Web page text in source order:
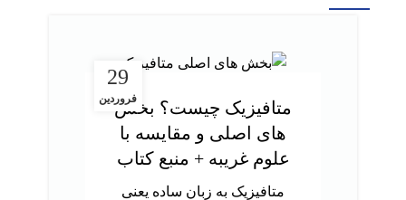
29
فروردین
متافیزیک چیست؟ بخش
های اصلی و مقایسه با
علوم غریبه + منبع کتاب
متافیزیک به زبان ساده یعنی